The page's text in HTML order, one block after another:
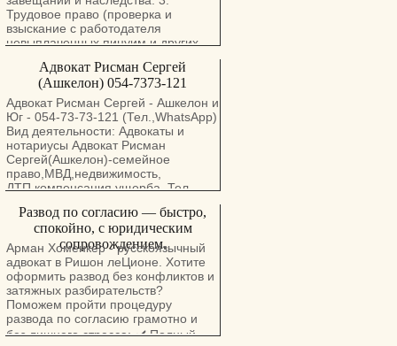
050-855-8306 Whatsapp:
+972508558306
Arman10work@gmail.com
Трудовое право (проверка и
взыскание с работодателя
невыплаченных пицуим и других
увольнении(. 4. Взыскание долгов
("оцаа ле-поаль"). 5.Все виды
нотариальных услуг, включая
переводы и легализацию
документов (свидетельства из ЗАГС
и мисрад а-пним, дипломы,
заявления, доверенности, "тациры",
завещания, апостиль). 6.
Юридические консультации и
законодательству Украины
(оформление наследства, поиск
родственников и имущества,
инвестиции, покупка недвижимости
и др.).
Адвокат Рисман Сергей
(Ашкелон) 054-7373-121
Адвокат Рисман Сергей - Ашкелон и
Юг - 054-73-73-121 (Тел.,WhatsApp)
Вид деятельности: Адвокаты и
нoтариусы Адвокат Рисман
Сергей(Ашкелон)-семейное
право,МВД,недвижимость,
ДТП,компенсация ущерба. Тел.
Адвокаты и нoтариусы Адвокат
Рисман Сергей : Семейное право -
Развод,Алименты,раздел
имущества,брачный
договор,снижение
алиментов,завещания,наследство.
МВД. Легализация браков с
иностранными
гражданами.СТУПРО. Судебное
Развод по согласию — быстро,
спокойно, с юридическим
сопровождением.
Арман Хоменкер - русскоязычный
адвокат в Ришон леЦионе. Хотите
оформить развод без конфликтов и
затяжных разбирательств?
Поможем пройти процедуру
развода по согласию грамотно и
без лишнего стресса: ✔️ Полный